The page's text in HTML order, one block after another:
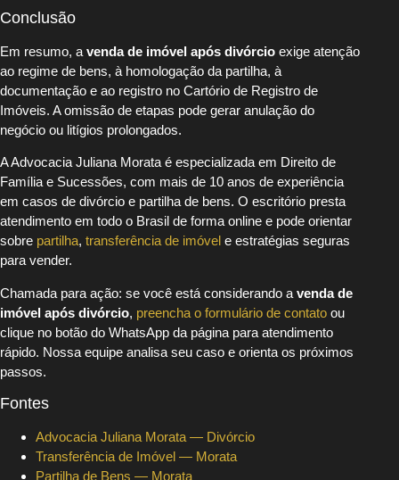
Conclusão
Em resumo, a venda de imóvel após divórcio exige atenção
ao regime de bens, à homologação da partilha, à
documentação e ao registro no Cartório de Registro de
Imóveis. A omissão de etapas pode gerar anulação do
negócio ou litígios prolongados.
A Advocacia Juliana Morata é especializada em Direito de
Família e Sucessões, com mais de 10 anos de experiência
em casos de divórcio e partilha de bens. O escritório presta
atendimento em todo o Brasil de forma online e pode orientar
sobre partilha, transferência de imóvel e estratégias seguras
para vender.
Chamada para ação: se você está considerando a venda de
imóvel após divórcio, preencha o formulário de contato ou
clique no botão do WhatsApp da página para atendimento
rápido. Nossa equipe analisa seu caso e orienta os próximos
passos.
Fontes
Advocacia Juliana Morata — Divórcio
Transferência de Imóvel — Morata
Partilha de Bens — Morata